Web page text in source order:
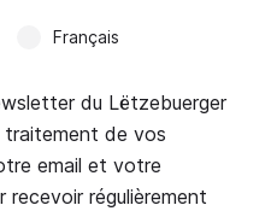
Français
du Lëtzebuerger
traitement de vos
email et votre
recevoir régulièrement